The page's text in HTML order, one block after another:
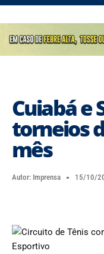
Cuiabá e
torneios
mês
Autor: Imprensa 15/10/